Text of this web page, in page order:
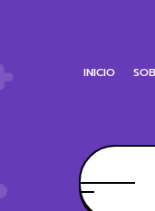
INICIO